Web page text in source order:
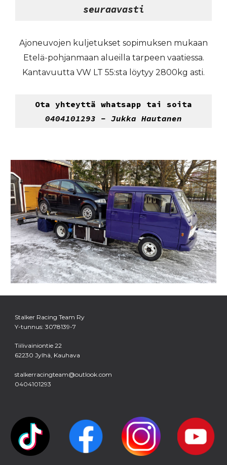
seuraavasti
Ajoneuvojen kuljetukset sopimuksen mukaan
Etelä-pohjanmaan alueilla tarpeen vaatiessa.
Kantavuutta VW LT 55:sta löytyy 2800kg asti.
Ota yhteyttä whatsapp tai soita
0404101293 - Jukka Hautanen
Stalker Racing Team Ry
Y-tunnus: 3078139-7
Tiilivainiontie 22
62230 Jylhä, Kauhava
stalkerracingteam@outlook.com
0404101293